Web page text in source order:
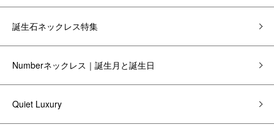
誕生石ネックレス特集
Numberネックレス｜誕生月と誕生日
Quiet Luxury